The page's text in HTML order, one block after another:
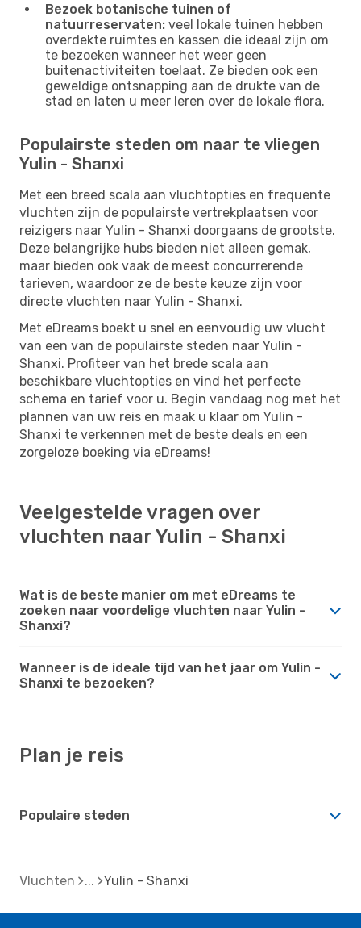
Bezoek botanische tuinen of
natuurreservaten: veel lokale tuinen hebben
overdekte ruimtes en kassen die ideaal zijn om
te bezoeken wanneer het weer geen
buitenactiviteiten toelaat. Ze bieden ook een
geweldige ontsnapping aan de drukte van de
stad en laten u meer leren over de lokale flora.
Populairste steden om naar te vliegen
Yulin - Shanxi
Met een breed scala aan vluchtopties en frequente
vluchten zijn de populairste vertrekplaatsen voor
reizigers naar Yulin - Shanxi doorgaans de grootste.
Deze belangrijke hubs bieden niet alleen gemak,
maar bieden ook vaak de meest concurrerende
tarieven, waardoor ze de beste keuze zijn voor
directe vluchten naar Yulin - Shanxi.
Met eDreams boekt u snel en eenvoudig uw vlucht
van een van de populairste steden naar Yulin -
Shanxi. Profiteer van het brede scala aan
beschikbare vluchtopties en vind het perfecte
schema en tarief voor u. Begin vandaag nog met het
plannen van uw reis en maak u klaar om Yulin -
Shanxi te verkennen met de beste deals en een
zorgeloze boeking via eDreams!
Veelgestelde vragen over
vluchten naar Yulin - Shanxi
Wat is de beste manier om met eDreams te
zoeken naar voordelige vluchten naar Yulin -
Shanxi?
Wanneer is de ideale tijd van het jaar om Yulin -
Shanxi te bezoeken?
Plan je reis
Populaire steden
Vluchten Yulin - Shanxi